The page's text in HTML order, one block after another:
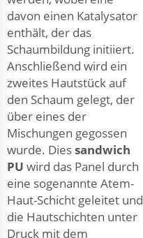
davon einen Katalysator
enthält, der das
Schaumbildung initiiert.
Anschließend wird ein
zweites Hautstück auf
den Schaum gelegt, der
über eines der
Mischungen gegossen
wurde. Diessandwich
PU wird das Panel durch
eine sogenannte Atem-
Haut-Schicht geleitet und
die Hautschichten unter
Druck mit dem